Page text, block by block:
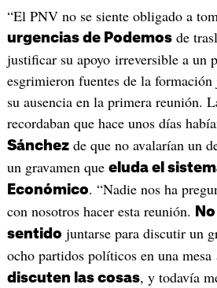
“El PNV no se siente obligado a
urgencias de Podemosde
justificar su apoyo irreversible a un
esgrimieron fuentes de la
su ausencia en la primera reunión.
recordaban que hace unos días
Sánchezde que no avalarían un
un gravamen que eluda el
Económico. “Nadie nos ha
con nosotros hacer esta reunión.
sentido juntarse para discutir un
ocho partidos políticos en una mesa
discuten las cosas, y todavía